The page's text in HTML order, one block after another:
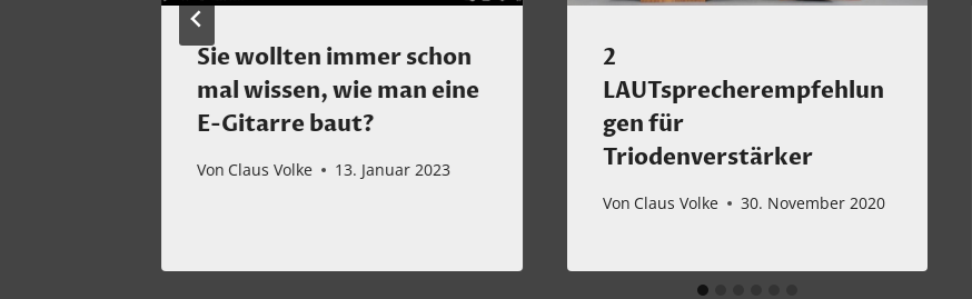
Sie wollten immer schon
mal wissen, wie man eine
E-Gitarre baut?
Von Claus Volke 13. Januar 2023
2
LAUTsprecherempfehlun
gen für
Triodenverstärker
Von Claus Volke 30. November 2020